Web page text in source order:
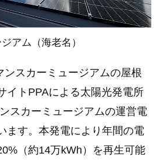
アム（海老名）
ンスカーミュージアムの屋根
イトPPAによる太陽光発電所
スカーミュージアムの運営電
ます。本発電により年間の電
（約14万kWh）を再生可能